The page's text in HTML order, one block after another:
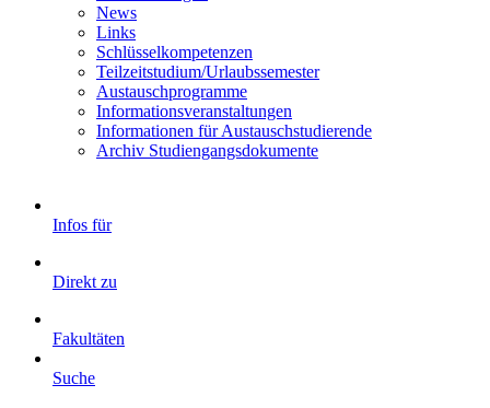
News
Links
Schlüsselkompetenzen
Teilzeitstudium/Urlaubssemester
Austauschprogramme
Informationsveranstaltungen
Informationen für Austauschstudierende
Archiv Studiengangsdokumente
Infos für
Direkt zu
Fakultäten
Suche